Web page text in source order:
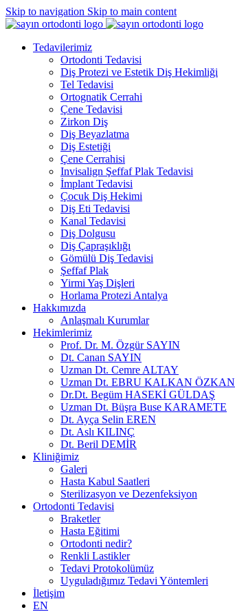
Skip to navigation Skip to main content
Tedavilerimiz
Ortodonti Tedavisi
Diş Protezi ve Estetik Diş Hekimliği
Tel Tedavisi
Ortognatik Cerrahi
Çene Tedavisi
Zirkon Diş
Diş Beyazlatma
Diş Estetiği
Çene Cerrahisi
Invisalign Şeffaf Plak Tedavisi
İmplant Tedavisi
Çocuk Diş Hekimi
Diş Eti Tedavisi
Kanal Tedavisi
Diş Dolgusu
Diş Çapraşıklığı
Gömülü Diş Tedavisi
Şeffaf Plak
Yirmi Yaş Dişleri
Horlama Protezi Antalya
Hakkımızda
Anlaşmalı Kurumlar
Hekimlerimiz
Prof. Dr. M. Özgür SAYIN
Dt. Canan SAYIN
Uzman Dt. Cemre ALTAY
Uzman Dt. EBRU KALKAN ÖZKAN
Dr.Dt. Begüm HASEKİ GÜLDAŞ
Uzman Dt. Büşra Buse KARAMETE
Dt. Ayça Selin EREN
Dt. Aslı KILINÇ
Dt. Beril DEMİR
Kliniğimiz
Galeri
Hasta Kabul Saatleri
Sterilizasyon ve Dezenfeksiyon
Ortodonti Tedavisi
Braketler
Hasta Eğitimi
Ortodonti nedir?
Renkli Lastikler
Tedavi Protokolümüz
Uyguladığımız Tedavi Yöntemleri
İletişim
EN